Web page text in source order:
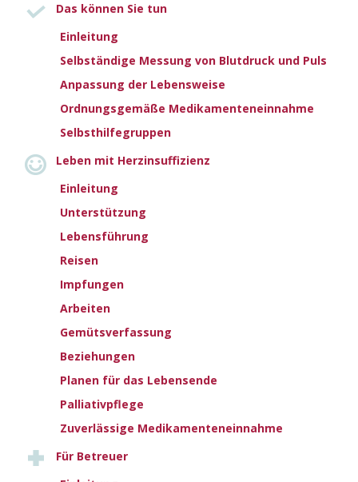
Das können Sie tun
Einleitung
Selbständige Messung von Blutdruck und Puls
Anpassung der Lebensweise
Ordnungsgemäße Medikamenteneinnahme
Selbsthilfegruppen
Leben mit Herzinsuffizienz
Einleitung
Unterstützung
Lebensführung
Reisen
Impfungen
Arbeiten
Gemütsverfassung
Beziehungen
Planen für das Lebensende
Palliativpflege
Zuverlässige Medikamenteneinnahme
Für Betreuer
Dieser Patientenleitfaden der Europäischen Gesellschaft für
Kardiologie (European Society of Cardiology, ESC) soll einen
Überblick über die neuesten evidenzbasierten Empfehlungen zur
Diagnose und Behandlung von Herzinsuffizienz geben.
Patienten sollen insbesondere beim Verständnis der
Folgenden Faktoren unterstützt werden:
Haupttypen von Herzinsuffizienz
Arzneimittel zur Behandlung von Herzinsuffizienz
Eventuell geeignete Medizinprodukte (Geräte)
Rolle der Rehabilitation
Management durch ein multidisziplinäres Team
Rolle der Selbstfürsorge beim Umgang mit der Erkrankung
Erfahren Sie mehr
Leitlinien herunterladen